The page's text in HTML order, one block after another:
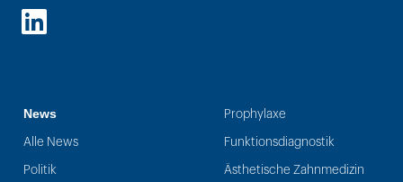
LinkedIn
News
Alle News
Politik
Prophylaxe
Funktionsdiagnostik
Ästhetische Zahnmedizin